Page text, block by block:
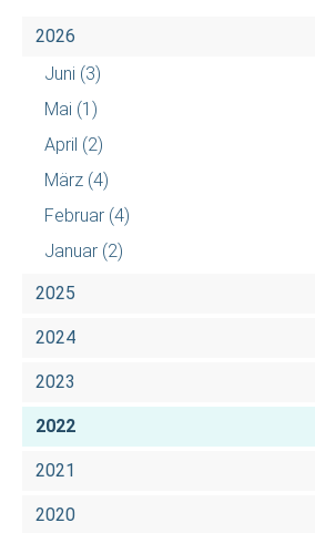
2026
Juni (3)
Mai (1)
April (2)
März (4)
Februar (4)
Januar (2)
2025
2024
2023
2022
2021
2020